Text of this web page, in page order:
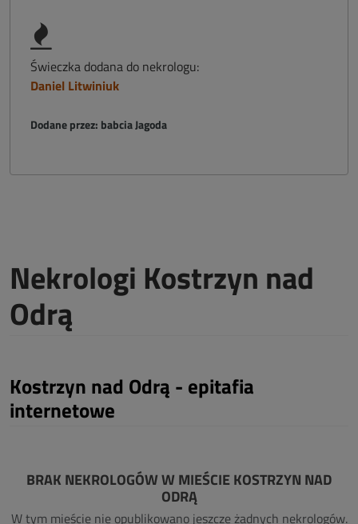
Świeczka dodana do nekrologu:
Daniel Litwiniuk
Dodane przez: babcia Jagoda
Nekrologi Kostrzyn nad
Odrą
Kostrzyn nad Odrą - epitafia
internetowe
BRAK NEKROLOGÓW W MIEŚCIE KOSTRZYN NAD
ODRĄ
W tym mieście nie opublikowano jeszcze żadnych nekrologów.